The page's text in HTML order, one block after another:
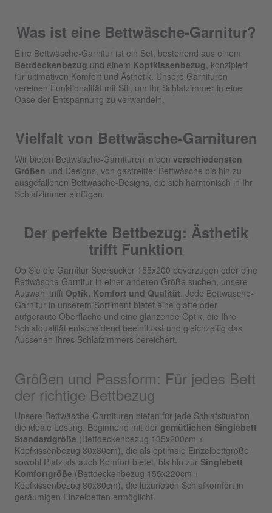
Was ist eine Bettwäsche-Garnitur?
Eine Bettwäsche-Garnitur ist ein Set, bestehend aus einem
Bettdeckenbezug und einem Kopfkissenbezug , konzipiert
für ultimativen Komfort und Ästhetik. Unsere Garnituren
vereinen Funktionalität mit Stil, um Ihr Schlafzimmer in eine
Oase der Entspannung zu verwandeln.
Vielfalt von Bettwäsche-Garnituren
Wir bieten Bettwäsche-Garnituren in den verschiedensten
Größen und Designs, von gestreifter Bettwäsche bis hin zu
ausgefallenen Bettwäsche-Designs, die sich harmonisch in Ihr
Schlafzimmer einfügen.
Der perfekte Bettbezug: Ästhetik
trifft Funktion
Ob Sie die Garnitur Seersucker 155x200 bevorzugen oder eine
Bettwäsche Garnitur in einer anderen Größe suchen, unsere
Auswahl trifft Optik, Komfort und Qualität . Jede Bettwäsche-
Garnitur in unserem Sortiment bietet eine glatte oder
aufgeraute Oberfläche und eine glänzende Optik, die Ihre
Schlafqualität entscheidend beeinflusst und gleichzeitig das
Aussehen Ihres Schlafzimmers bereichert.
Größen und Passform: Für jedes Bett
der richtige Bettbezug
Unsere Bettwäsche-Garnituren bieten für jede Schlafsituation
die ideale Lösung. Beginnend mit der gemütlichen Singlebett
Standardgröße (Bettdeckenbezug 135x200cm +
Kopfkissenbezug 80x80cm), die als optimale Einzelbettgröße
sowohl Platz als auch Komfort bietet, bis hin zur Singlebett
Komfortgröße (Bettdeckenbezug 155x220cm +
Kopfkissenbezug 80x80cm), die luxuriösen Schlafkomfort in
geräumigen Einzelbetten ermöglicht.